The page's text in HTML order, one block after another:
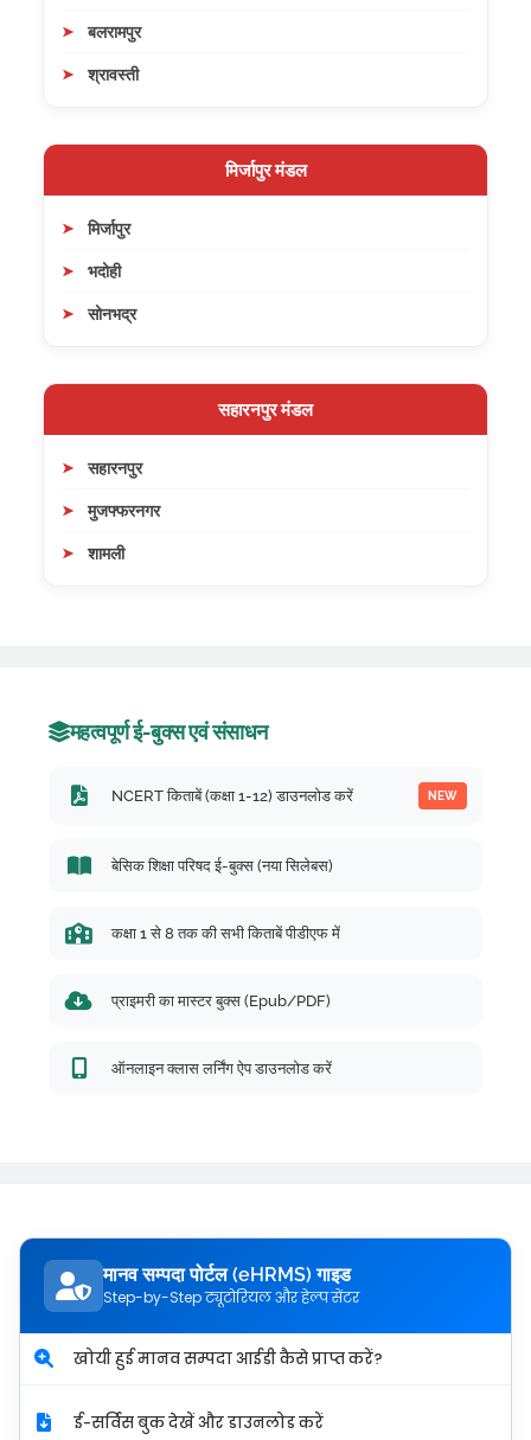
बलरामपुर
श्रावस्ती
मिर्जापुर मंडल
मिर्जापुर
भदोही
सोनभद्र
सहारनपुर मंडल
सहारनपुर
मुजफ्फरनगर
शामली
महत्वपूर्ण ई-बुक्स एवं संसाधन
NCERT किताबें (कक्षा 1-12) डाउनलोड करें NEW
बेसिक शिक्षा परिषद ई-बुक्स (नया सिलेबस)
कक्षा 1 से 8 तक की सभी किताबें पीडीएफ में
प्राइमरी का मास्टर बुक्स (Epub/PDF)
ऑनलाइन क्लास लर्निंग ऐप डाउनलोड करें
मानव सम्पदा पोर्टल (eHRMS) गाइड
Step-by-Step ट्यूटोरियल और हेल्प सेंटर
खोयी हुई मानव सम्पदा आईडी कैसे प्राप्त करें?
ई-सर्विस बुक देखें और डाउनलोड करें